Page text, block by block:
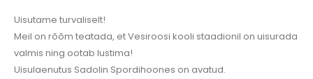
ON
AVATUD
UISURADA
Uisutame turvaliselt!
Meil on rõõm teatada, et Vesiroosi kooli staadionil on uisurada
valmis ning ootab lustima!
Uisulaenutus Sadolin Spordihoones on avatud.